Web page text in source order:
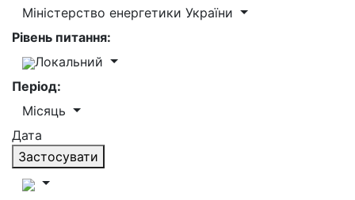
Міністерство енергетики України
Рівень питання:
Локальний
Період:
Місяць
Дата
Застосувати